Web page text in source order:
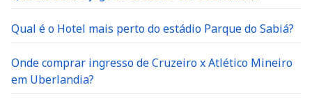
Qual é o Hotel mais perto do estádio Parque do Sabiá?
Onde comprar ingresso de Cruzeiro x Atlético Mineiro
em Uberlandia?